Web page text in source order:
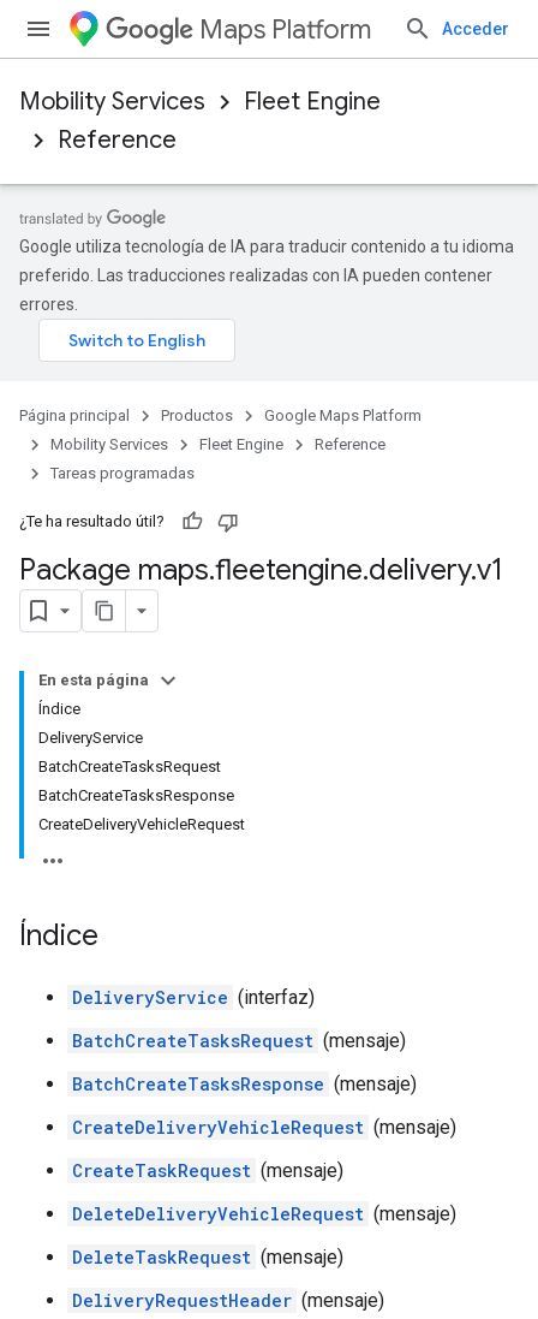
Maps Platform Acceder
Mobility Services
Fleet Engine
Reference
Google utiliza tecnología de IA para traducir contenido a tu idioma
preferido. Las traducciones realizadas con IA pueden contener
errores.
Página principal Productos
Google Maps Platform
Mobility Services
Fleet Engine
Reference
Tareas programadas
¿Te ha resultado útil?
Package maps.fleetengine.delivery.v1
En esta página
Índice
DeliveryService
BatchCreateTasksRequest
BatchCreateTasksResponse
CreateDeliveryVehicleRequest
Índice
DeliveryService (interfaz)
BatchCreateTasksRequest (mensaje)
BatchCreateTasksResponse (mensaje)
CreateDeliveryVehicleRequest (mensaje)
CreateTaskRequest (mensaje)
DeleteDeliveryVehicleRequest (mensaje)
DeleteTaskRequest (mensaje)
DeliveryRequestHeader (mensaje)